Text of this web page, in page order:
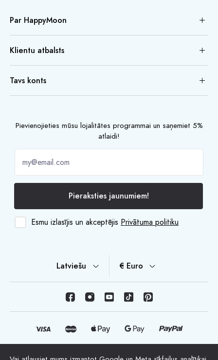
Par HappyMoon
Klientu atbalsts
Tavs konts
Pievienojieties mūsu lojalitātes programmai un saņemiet 5%
atlaidi!
Pieraksties jaunumiem!
Esmu izlasījis un akceptējis Privātuma politiku
Latviešu € Euro